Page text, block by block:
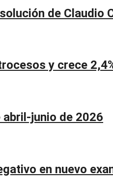
de Claudio
y crece
abril-junio de 2026
en nuevo